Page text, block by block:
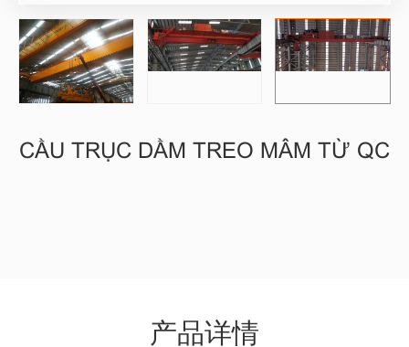
CẦU TRỤC DẦM TREO MÂM TỪ QC
产品详情